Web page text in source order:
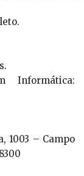
Informática:
1003 – Campo